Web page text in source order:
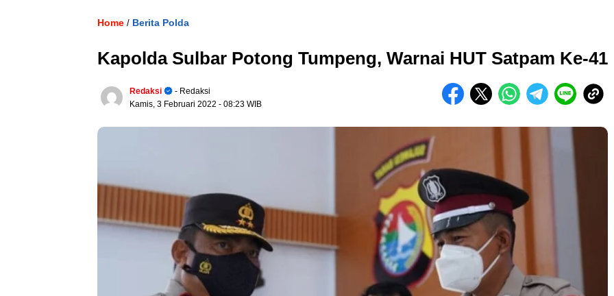
Home / Berita Polda
Kapolda Sulbar Potong Tumpeng, Warnai HUT Satpam Ke-41
Redaksi
- Redaksi
Kamis, 3 Februari 2022 - 08:23 WIB